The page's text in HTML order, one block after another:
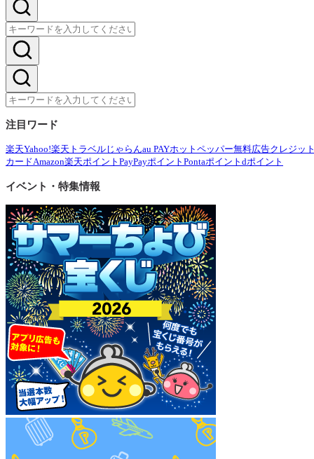
注目ワード
楽天Yahoo!楽天トラベル じゃらんau PAYホットペッパー無料広告クレジッ
カードAmazon楽天ポイント PayPayポイント Pontaポイント dポイント
イベント・特集情報